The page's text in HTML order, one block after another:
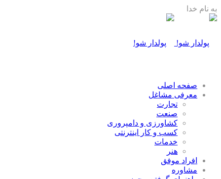
به نام خدا
صفحه اصلی
معرفی مشاغل
تجارت
صنعت
كشاورزی و دامپروری
كسب و كار اينترنتی
خدمات
هنر
افراد موفق
مشاوره